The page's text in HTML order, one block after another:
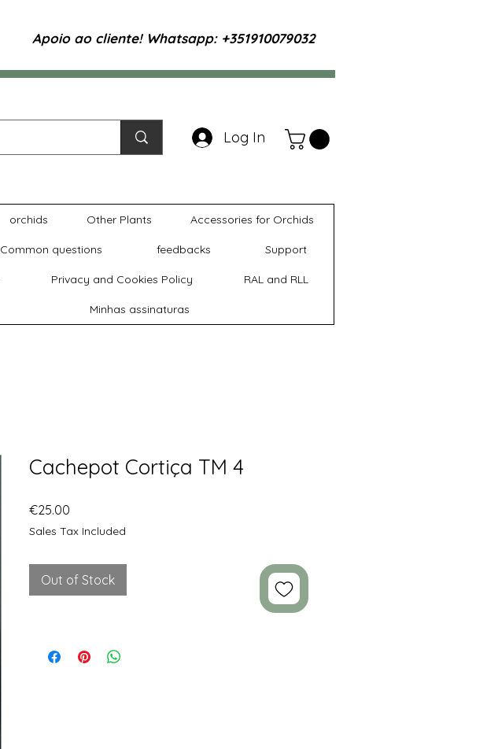
Apoio ao cliente! Whatsapp: +351910079032
Log In
orchids Other Plants Accessories for Orchids
Common questions feedbacks Support
Privacy and Cookies Policy RAL and RLL
Minhas assinaturas
Cachepot Cortiça TM 4
€25.00
Sales Tax Included
Out of Stock